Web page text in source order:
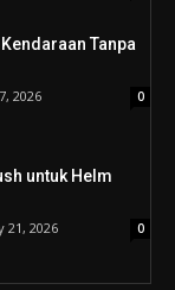
Tanpa
2026 0
untuk Helm
21, 2026 0